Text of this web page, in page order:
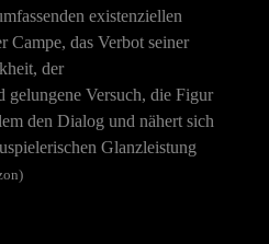
existenziellen
Campe, das Verbot seiner
der
gelungene Versuch, die Figur
den Dialog und nähert sich
Glanzleistung